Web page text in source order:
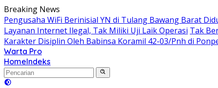
Langsung
ke
konten
Breaking News
Pengusaha WiFi Berinisial YN di Tulang Bawang Barat
Layanan Internet Ilegal, Tak Miliki Uji Laik Operasi Tak
Karakter Disiplin Oleh Babinsa Koramil 42-03/Pnh di
Warta Pro
Akurat
dan
Terpercaya
HomeIndeks